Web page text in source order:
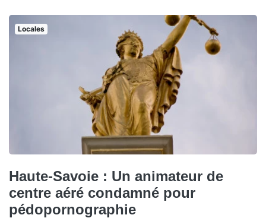
Locales
Haute-Savoie : Un animateur de
centre aéré condamné pour
pédopornographie